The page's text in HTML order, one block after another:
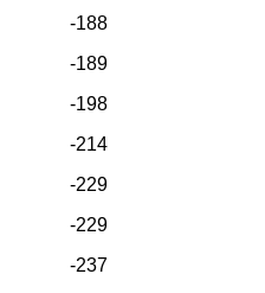
-188
-189
-198
-214
-229
-229
-237